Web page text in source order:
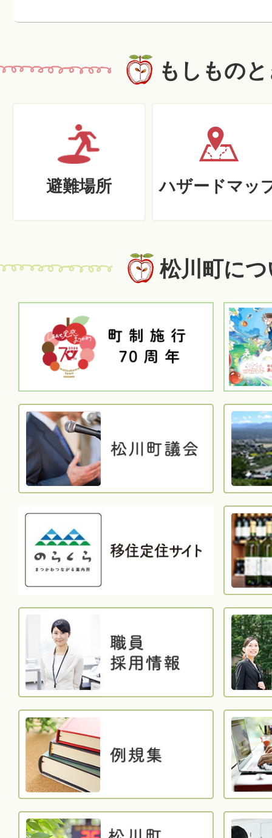
もしもの
避難場所 ハザードマッ
松川町に